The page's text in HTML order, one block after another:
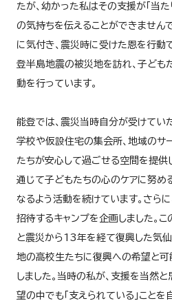
たが、幼かった私はその支援が「当
の気持ちを伝えることができません
に気付き、震災時に受けた恩を行動
登半島地震の被災地を訪れ、子ども
動を行っています。
能登では、震災当時自分が受けてい
学校や仮設住宅の集会所、地域のサ
たちが安心して過ごせる空間を提供
通じて子どもたちの心のケアに努め
なるよう活動を続けています。さら
招待するキャンプを企画しました。
と震災から13年を経て復興した気
地の高校生たちに復興への希望と可
しました。当時の私が、支援を当然
望の中でも「支えられている」こと